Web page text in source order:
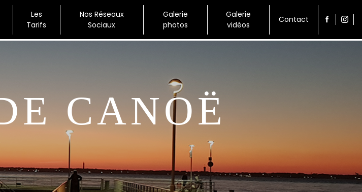
Les
Tarifs
Nos Réseaux
Sociaux
Galerie
photos
Galerie
vidéos
Contact